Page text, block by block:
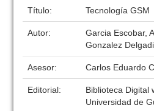
Título: Tecnología GSM
Autor:
Garcia Escobar,
Gonzalez
Asesor: Carlos Eduardo
Editorial:
Biblioteca Digital
Universidad de